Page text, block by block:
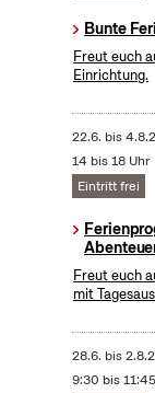
Bunte
Freut euch
Einrichtung.
22.6. bis
14 bis 18 Uhr
Eintritt frei
Freut euch
mit
28.6. bis
9:30 bis